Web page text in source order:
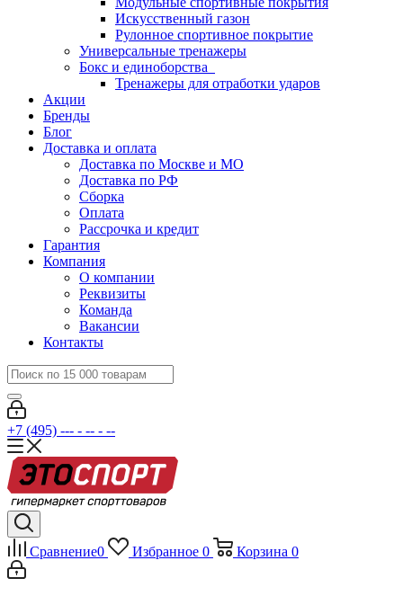
Искусственный газон
Рулонное спортивное покрытие
Универсальные тренажеры
Бокс и единоборства
Тренажеры для отработки ударов
Акции
Бренды
Блог
Доставка и оплата
Доставка по Москве и МО
Доставка по РФ
Сборка
Оплата
Рассрочка и кредит
Гарантия
Компания
О компании
Реквизиты
Команда
Вакансии
Контакты
+7 (495) --- - -- - --
Сравнение0 Избранное 0 Корзина 0